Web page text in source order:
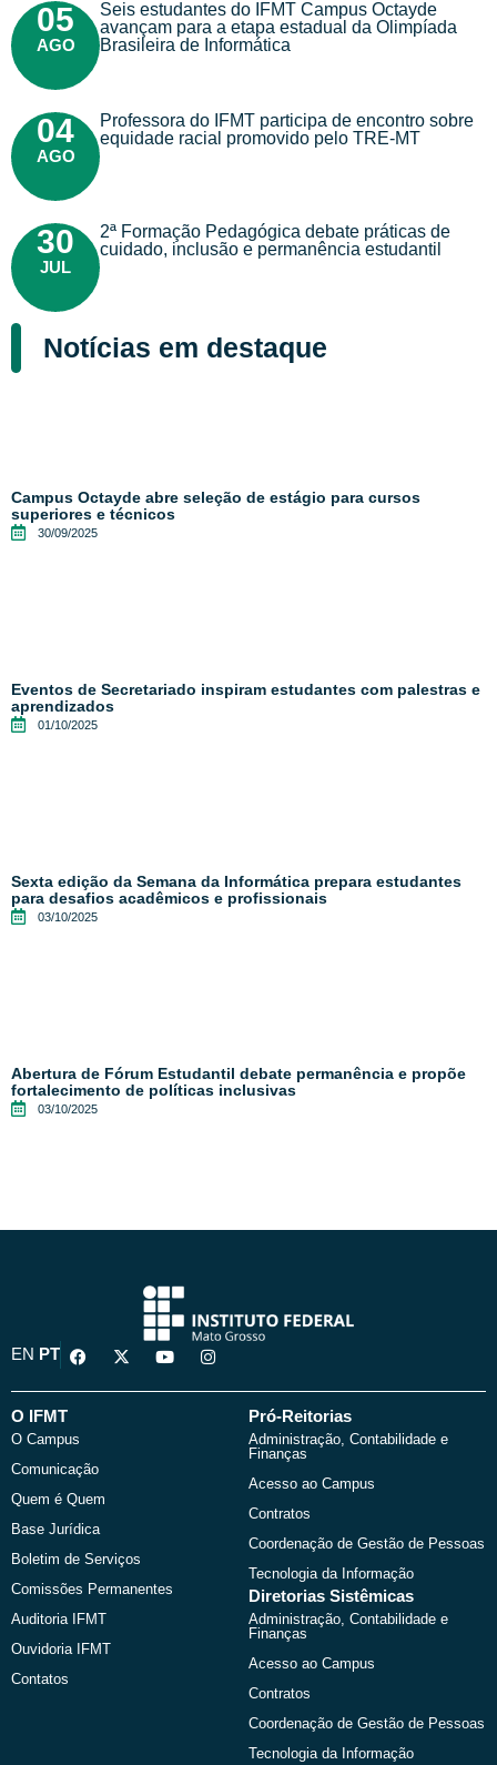
05
AGO
Seis estudantes do IFMT Campus Octayde
avançam para a etapa estadual da Olimpíada
Brasileira de Informática
04
AGO
Professora do IFMT participa de encontro sobre
equidade racial promovido pelo TRE-MT
30
JUL
2ª Formação Pedagógica debate práticas de
cuidado, inclusão e permanência estudantil
Notícias em destaque
Campus Octayde abre seleção de estágio para cursos
superiores e técnicos
30/09/2025
Eventos de Secretariado inspiram estudantes com palestras e
aprendizados
01/10/2025
Sexta edição da Semana da Informática prepara estudantes
para desafios acadêmicos e profissionais
03/10/2025
Abertura de Fórum Estudantil debate permanência e propõe
fortalecimento de políticas inclusivas
03/10/2025
EN PT
F
a
e
o
k
X
-
w
Y
o
t
I
n
t
O IFMT
O Campus
Comunicação
Quem é Quem
Base Jurídica
Boletim de Serviços
Comissões Permanentes
Auditoria IFMT
Ouvidoria IFMT
Contatos
Pró-Reitorias
Administração, Contabilidade e
Finanças
Acesso ao Campus
Contratos
Coordenação de Gestão de Pessoas
Tecnologia da Informação
Diretorias Sistêmicas
Administração, Contabilidade e
Finanças
Acesso ao Campus
Contratos
Coordenação de Gestão de Pessoas
Tecnologia da Informação